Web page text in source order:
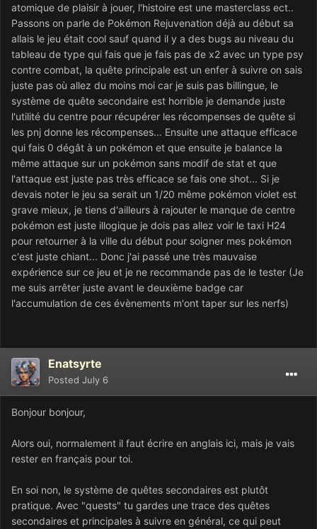
atomique de plaisir à jouer, l'histoire est une masterclass ect..
Passons on parle de Pokémon Rejuvenation déjà au début sa
allais le jeu était cool sauf quand il y a des bugs au niveau du
tableau de type qui fais que je fais pas de x2 avec un type psy
contre combat, la quête principale est un enfer à suivre on sais
juste pas où allez du moins moi car je suis pas billingue, le
système de quête secondaire est horrible je demande juste
l'utilité du centre pour récupérer les récompenses de quête si
les pnj donne les récompenses... Ensuite une attaque efficace
qui fais 0 dégât à un pokémon et que ensuite je balance la
même attaque sur un pokémon sans modif de stat et que
l'attaque est juste pas très efficace se fais one shot... Si je
devais noter le jeu sa serait un 1/20 même pokémon violet est
grave mieux, je tiens d'ailleurs à rajouter le manque de centre
pokémon est juste illogique je dois pas allez voir le taxi H24
pour retourner à la ville du début pour soigner mes pokémon
c'est juste chiant... Donc j'ai passé une très mauvaise
expérience sur ce jeu et je ne recommande pas de le tester (Je
me suis arrêter juste avant le deuxième badge car
l'accumulation de ces évènements m'ont taper sur les nerfs)
Enatsyrte
Posted July 6
Bonjour bonjour,
Alors oui, normalement il faut écrire en anglais ici, mais je vais
rester en français pour toi.
En soi non, le système de quêtes secondaires est plutôt
pratique. Avec "quests" tu gardes une trace des quêtes
secondaires et principales à suivre en général, ce qui peut